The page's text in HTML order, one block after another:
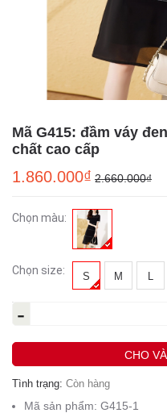
Mã G415: đầm váy
chất cao cấp
1.860.000₫ 2.660.000₫
Chọn màu:
Chọn size: S M L
-
CHO
Tình trạng: Còn hàng
Mã sản phẩm: G415-1